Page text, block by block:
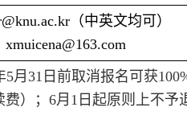
（中英文均可）
5月31日前取消报名可获
）；6月1日起原则上不予